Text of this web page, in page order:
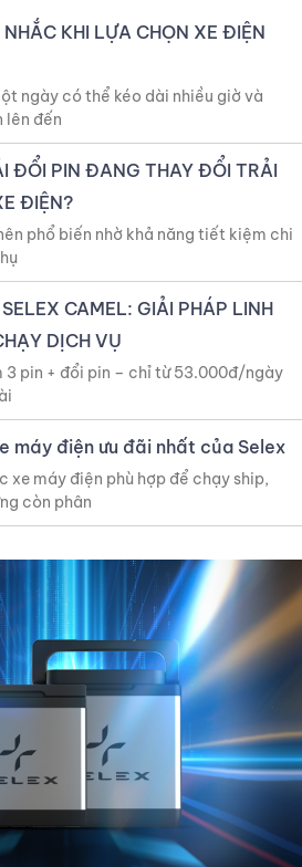
KHI LỰA CHỌN XE ĐIỆN
ngày có thể kéo dài nhiều giờ và
lên đến
ĐỔI PIN ĐANG THAY ĐỔI TRẢI
ĐIỆN?
phổ biến nhờ khả năng tiết kiệm chi
CAMEL: GIẢI PHÁP LINH
DỊCH VỤ
3 pin + đổi pin – chỉ từ 53.000đ/ngày
máy điện ưu đãi nhất của Selex
xe máy điện phù hợp để chạy ship,
còn phân